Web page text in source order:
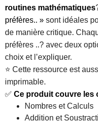
routines mathématiques
préfères.. » sont idéales
de manière critique.
préfères ..? avec deux
choix et l’expliquer.
⭐️ Cette ressource est
imprimable.
✅ Ce produit couvre les
Nombres et Calculs
Addition et